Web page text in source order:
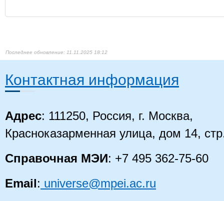
11.11.2025 18:12
Контактная информация
Адрес: 111250, Россия, г. Москва,
Красноказарменная улица, дом 14,
Справочная МЭИ: +7 495 362-75-60
Email: universe@mpei.ac.ru